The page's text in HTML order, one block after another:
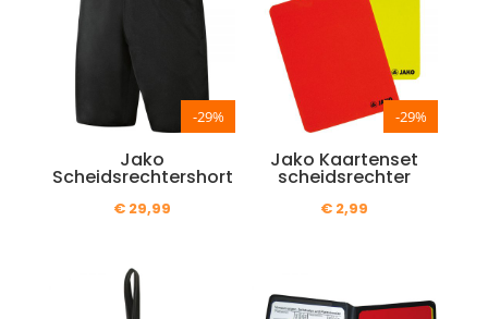
-29%
Jako
Scheidsrechtershort
€ 29,99
-29%
Jako Kaartenset
scheidsrechter
€ 2,99